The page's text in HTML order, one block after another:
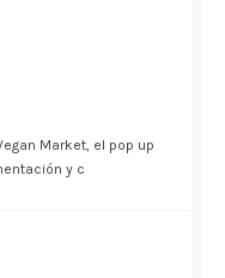
Market, el pop up
y c